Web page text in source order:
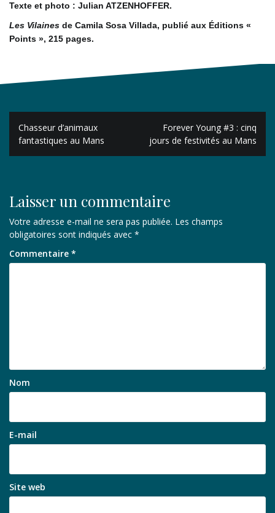
Texte et photo : Julian ATZENHOFFER.
Les Vilaines de Camila Sosa Villada, publié aux Éditions «
Points », 215 pages.
Navigation
de
l’article
Chasseur d’animaux
fantastiques au Mans
Forever Young #3 : cinq
jours de festivités au Mans
Laisser un commentaire
Votre adresse e-mail ne sera pas publiée. Les champs
obligatoires sont indiqués avec *
Commentaire *
Nom
E-mail
Site web